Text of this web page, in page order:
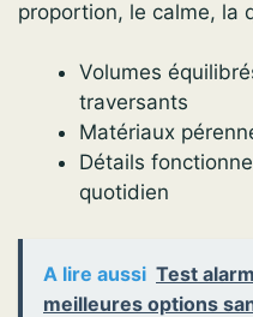
proportion, le calme, la
Volumes
traversants
Matériaux
Détails
quotidien
A lire aussi Test
meilleures options